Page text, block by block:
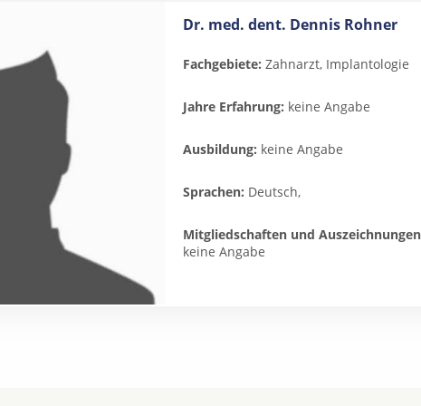
Dr. med. dent. Dennis Rohner
Fachgebiete: Zahnarzt, Implantologie
Jahre Erfahrung: keine Angabe
Ausbildung: keine Angabe
Sprachen: Deutsch,
Mitgliedschaften und
keine Angabe